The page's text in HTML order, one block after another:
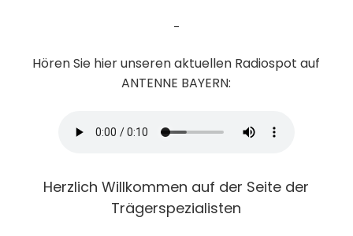
-
Hören Sie hier unseren aktuellen Radiospot auf
ANTENNE BAYERN:
Herzlich Willkommen auf der Seite der
Trägerspezialisten